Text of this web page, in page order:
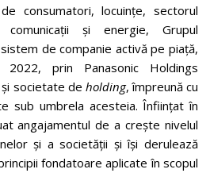
consumatori, locuințe, sectorul
comunicații și energie, Grupul
de companie activă pe piață,
prin Panasonic Holdings
societate de holding, împreună cu
sub umbrela acesteia. Înființat în
angajamentul de a crește nivelul
și a societății și își derulează
fondatoare aplicate în scopul